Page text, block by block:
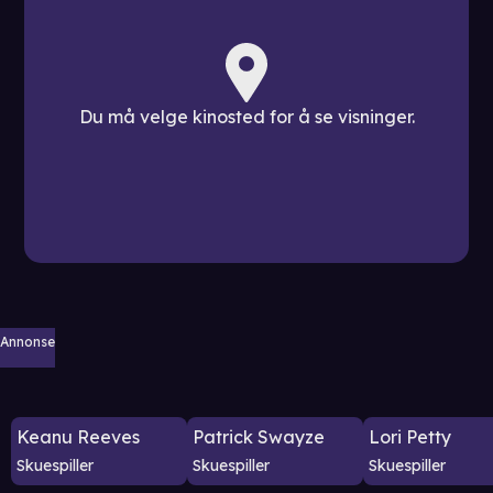
Du må velge kinosted for å se visninger.
Annonse
Keanu Reeves
Skuespiller
Patrick Swayze
Skuespiller
Lori Petty
Skuespiller